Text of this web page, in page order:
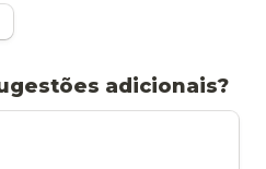
adicionais?